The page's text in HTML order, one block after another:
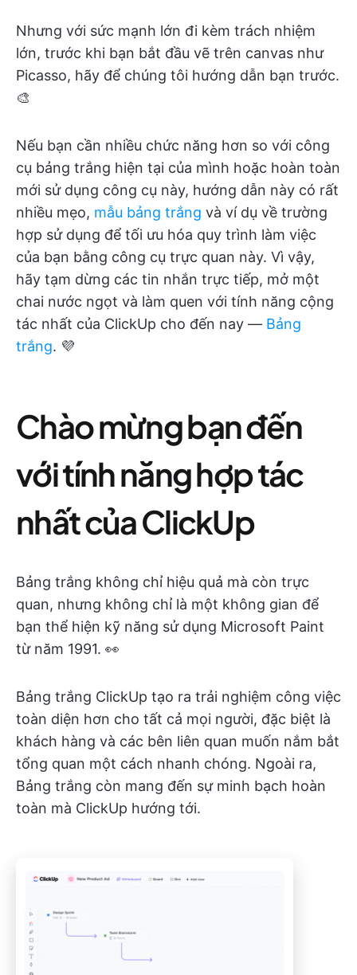
Nhưng với sức mạnh lớn đi kèm trách nhiệm
lớn, trước khi bạn bắt đầu vẽ trên canvas như
Picasso, hãy để chúng tôi hướng dẫn bạn trước.
🎨
Nếu bạn cần nhiều chức năng hơn so với công
cụ bảng trắng hiện tại của mình hoặc hoàn toàn
mới sử dụng công cụ này, hướng dẫn này có rất
nhiều mẹo, mẫu bảng trắng và ví dụ về trường
hợp sử dụng để tối ưu hóa quy trình làm việc
của bạn bằng công cụ trực quan này. Vì vậy,
hãy tạm dừng các tin nhắn trực tiếp, mở một
chai nước ngọt và làm quen với tính năng cộng
tác nhất của ClickUp cho đến nay — Bảng
trắng. 💜
Chào mừng bạn đến
với tính năng hợp tác
nhất của ClickUp
Bảng trắng không chỉ hiệu quả mà còn trực
quan, nhưng không chỉ là một không gian để
bạn thể hiện kỹ năng sử dụng Microsoft Paint
từ năm 1991. 👀
Bảng trắng ClickUp tạo ra trải nghiệm công việc
toàn diện hơn cho tất cả mọi người, đặc biệt là
khách hàng và các bên liên quan muốn nắm bắt
tổng quan một cách nhanh chóng. Ngoài ra,
Bảng trắng còn mang đến sự minh bạch hoàn
toàn mà ClickUp hướng tới.